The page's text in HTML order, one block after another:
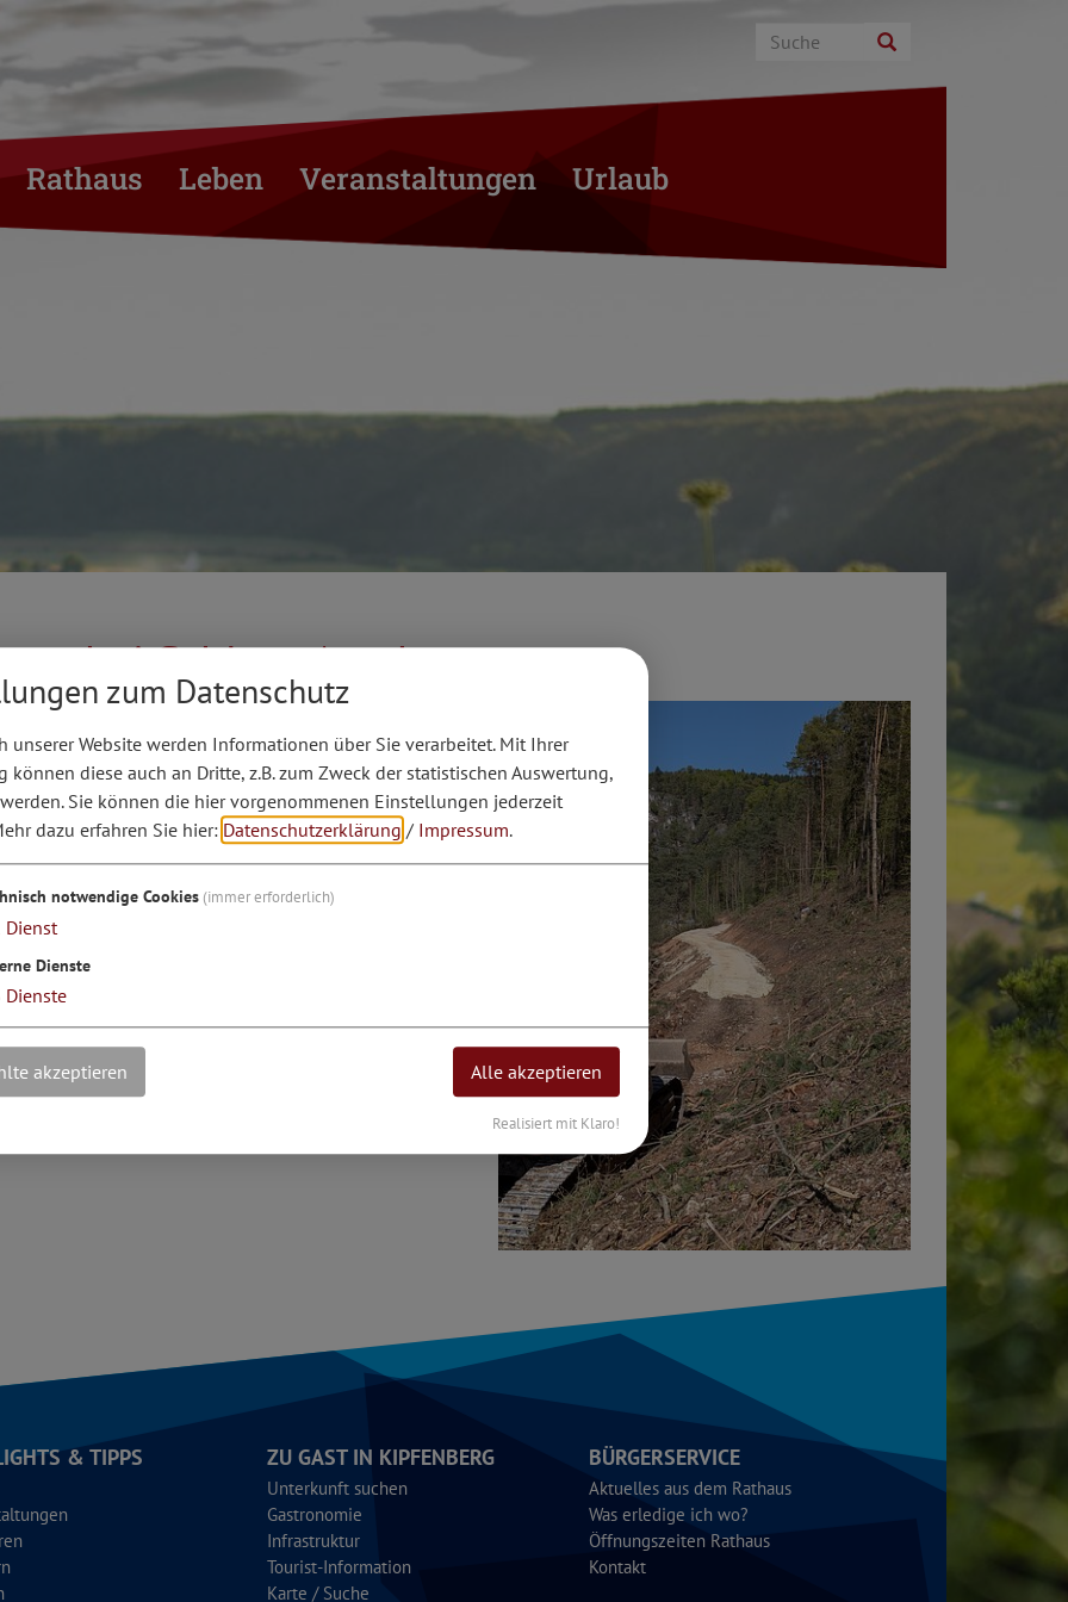
Rathaus Leben Veranstaltungen Urlaub
bei Schloss Arnsberg
konnten bereits gut 600 Meter
letzten Bauabschnitt auf den
geologische und topografische
Ortschaft Arnsberg wird daher ein temporärer
und Anwohner vor möglicherweise
Zuge der Arbeiten erfolgt außerdem
Marktmauer von Arnsberg, die erst
das besondere Engagement eines
Bewusstsein gerückt wurde.Erst nach
Teilstück der historischen Mauer zurückgebaut,
für ein rund 160 Meter langes
& TIPPS ZU GAST IN KIPFENBERG
Unterkunft suchen
Gastronomie
Infrastruktur
Tourist-Information
Karte / Suche
BÜRGERSERVICE
Aktuelles aus dem Rathaus
Was erledige ich wo?
Öffnungszeiten Rathaus
Kontakt
zum Datenschutz
unserer Website werden Informationen über Sie verarbeitet. Mit Ihrer
können diese auch an Dritte, z.B. zum Zweck der statistischen Auswertung,
Sie können die hier vorgenommenen Einstellungen jederzeit
dazu erfahren Sie hier: Datenschutzerklärung / Impressum.
notwendige Cookies (immer erforderlich)
Dienst
Dienste
Dienste
akzeptieren Alle akzeptieren
Realisiert mit Klaro!